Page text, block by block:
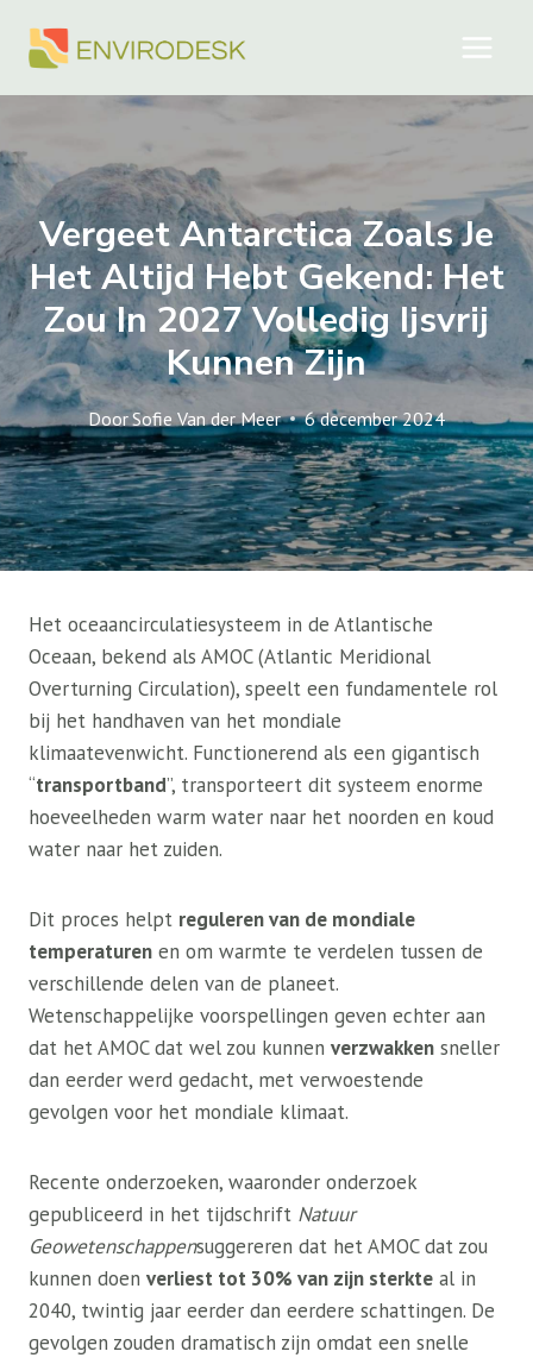
naar
Vergeet Antarctica Zoals Je
Het Altijd Hebt Gekend: Het
Zou In 2027 Volledig Ijsvrij
Kunnen Zijn
DoorSofie Van der Meer 6 december 2024
Het oceaancirculatiesysteem in de Atlantische
Oceaan, bekend als AMOC (Atlantic Meridional
Overturning Circulation), speelt een fundamentele rol
bij het handhaven van het mondiale
klimaatevenwicht. Functionerend als een gigantisch
“transportband”, transporteert dit systeem enorme
hoeveelheden warm water naar het noorden en koud
water naar het zuiden.
Dit proces helpt reguleren van de mondiale
temperaturen en om warmte te verdelen tussen de
verschillende delen van de planeet.
Wetenschappelijke voorspellingen geven echter aan
dat het AMOC dat wel zou kunnen verzwakken sneller
dan eerder werd gedacht, met verwoestende
gevolgen voor het mondiale klimaat.
Recente onderzoeken, waaronder onderzoek
gepubliceerd in het tijdschrift Natuur
Geowetenschappensuggereren dat het AMOC dat zou
kunnen doen verliest tot 30% van zijn sterkte al in
2040, twintig jaar eerder dan eerdere schattingen. De
gevolgen zouden dramatisch zijn omdat een snelle